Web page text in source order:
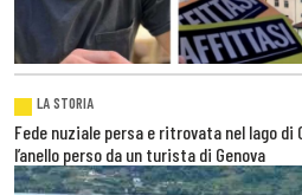
LA STORIA
Fede nuziale persa e ritrovata nel lago
l’anello perso da un turista di Genova